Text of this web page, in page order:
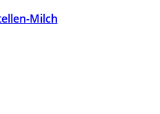
Milch